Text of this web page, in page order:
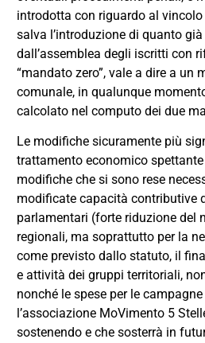
introdotta con riguardo al
salva l’introduzione di quanto
dall’assemblea degli iscritti con
“mandato zero”, vale a dire a un
comunale, in qualunque
calcolato nel computo dei due
Le modifiche sicuramente più
trattamento economico
modifiche che si sono rese
modificate capacità contributive
parlamentari (forte riduzione del
regionali, ma soprattutto per la
come previsto dallo statuto, il
e attività dei gruppi territoriali,
nonché le spese per le
l’associazione MoVimento 5
sostenendo e che sosterrà in